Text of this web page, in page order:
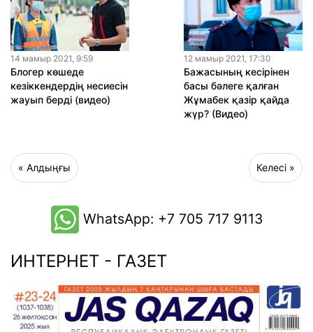
14 мамыр 2021, 9:59
Блогер көшеде
кезіккендердің несиесін
жауып берді (видео)
12 мамыр 2021, 17:30
Бажасының кесірінен
басы бәлеге қалған
Жұмабек қазір қайда
жүр? (Видео)
« Алдыңғы Келесі »
WhatsApp: +7 705 717 9113
ИНТЕРНЕТ - ГАЗЕТ